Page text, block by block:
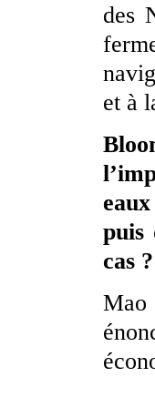
des
et à
puis
cas ?
Mao